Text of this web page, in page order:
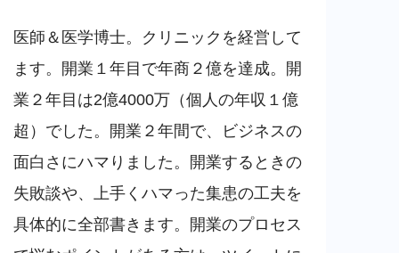
医師＆医学博士。クリニックを経営して
ます。開業１年目で年商２億を達成。開
業２年目は2億4000万（個人の年収１億
超）でした。開業２年間で、ビジネスの
面白さにハマりました。開業するときの
失敗談や、上手くハマった集患の工夫を
具体的に全部書きます。開業のプロセス